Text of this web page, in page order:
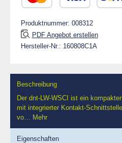
Produktnummer: 008312
PDF Angebot erstellen
Hersteller-Nr.: 160808C1A
Beschreibung
Der dnt-LW-WSCI ist ein
mit integrierter Kontakt-
vo… Mehr
Eigenschaften